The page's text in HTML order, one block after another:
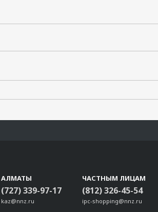
АЛМАТЫ
(727) 339-97-17
kaz@nnz.ru
ЧАСТНЫМ ЛИЦАМ
(812) 326-45-54
ipc-shopping@nnz.ru